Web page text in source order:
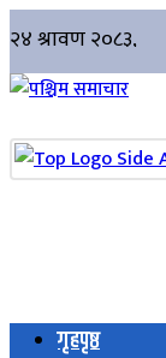
गृहपृष्ठ